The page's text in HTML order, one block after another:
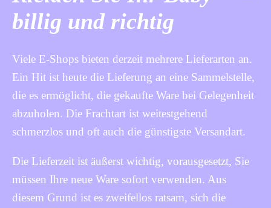
billig und richtig
Viele E-Shops bieten derzeit mehrere Lieferarten an.
Ein Hit ist heute die Lieferung an eine Sammelstelle,
die es ermöglicht, die gekaufte Ware bei Gelegenheit
abzuholen. Die Frachtart ist weitestgehend
schmerzlos und oft auch die günstigste Versandart.
Die Lieferzeit ist äußerst wichtig, vorausgesetzt, Sie
müssen Ihre neue Ware sofort verwenden. Aus
diesem Grund ist es zweifellos ratsam, sich die